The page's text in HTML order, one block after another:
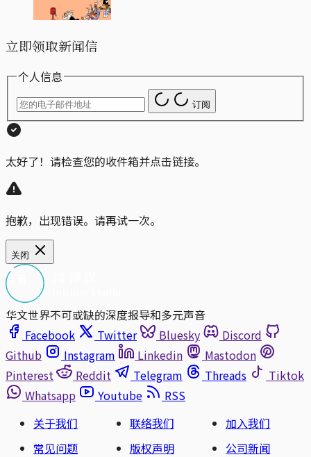
立即领取新闻信
个人信息
订阅
太好了！请检查您的收件箱并点击链接。
抱歉，出现错误。请再试一次。
关闭
华文世界不可或缺的深度报导和多元声音
Facebook
Twitter Bluesky
Discord
Github
Instagram Linkedin
Mastodon
Pinterest
Reddit Telegram Threads
Tiktok
Whatsapp
Youtube
RSS
关于我们
联络我们
加入我们
常见问题
版权声明
公司新闻